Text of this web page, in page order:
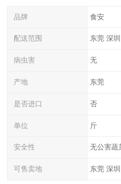
品牌 食安
配送范围 东莞 深圳
病虫害 无
产地 东莞
是否进口 否
单位 斤
安全性 无公害蔬
可售卖地 东莞 深圳